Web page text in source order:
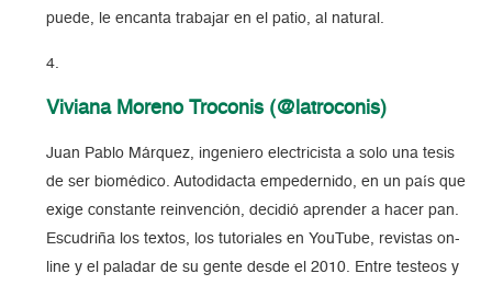
puede, le encanta trabajar en el patio, al natural.
Viviana Moreno Troconis (@latroconis)
Juan Pablo Márquez, ingeniero electricista a solo una tesis
de ser biomédico. Autodidacta empedernido, en un país que
exige constante reinvención, decidió aprender a hacer pan.
Escudriña los textos, los tutoriales en YouTube, revistas on-
line y el paladar de su gente desde el 2010. Entre testeos y